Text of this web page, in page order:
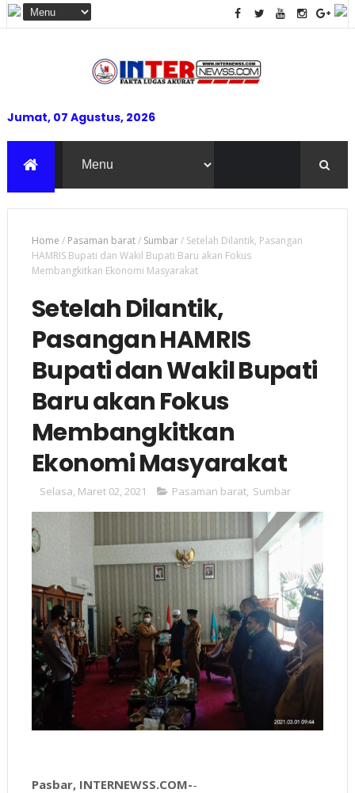
Jumat, 07 Agustus, 2026
Home / Pasaman barat/ Sumbar/ Setelah Dilantik, Pasangan
HAMRIS Bupati dan Wakil Bupati Baru akan Fokus
Membangkitkan Ekonomi Masyarakat
Setelah Dilantik,
Pasangan HAMRIS
Bupati dan Wakil Bupati
Baru akan Fokus
Membangkitkan
Ekonomi Masyarakat
Selasa, Maret 02, 2021 Pasaman barat, Sumbar
Pasbar, INTERNEWSS.COM--